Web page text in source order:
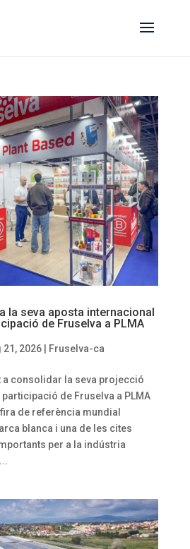
la seva aposta internacional
de Fruselva a PLMA
21, 2026| Fruselva-ca
a consolidar la seva projecció
de Fruselva a PLMA
de referència mundial
blanca i una de les cites
per a la indústria